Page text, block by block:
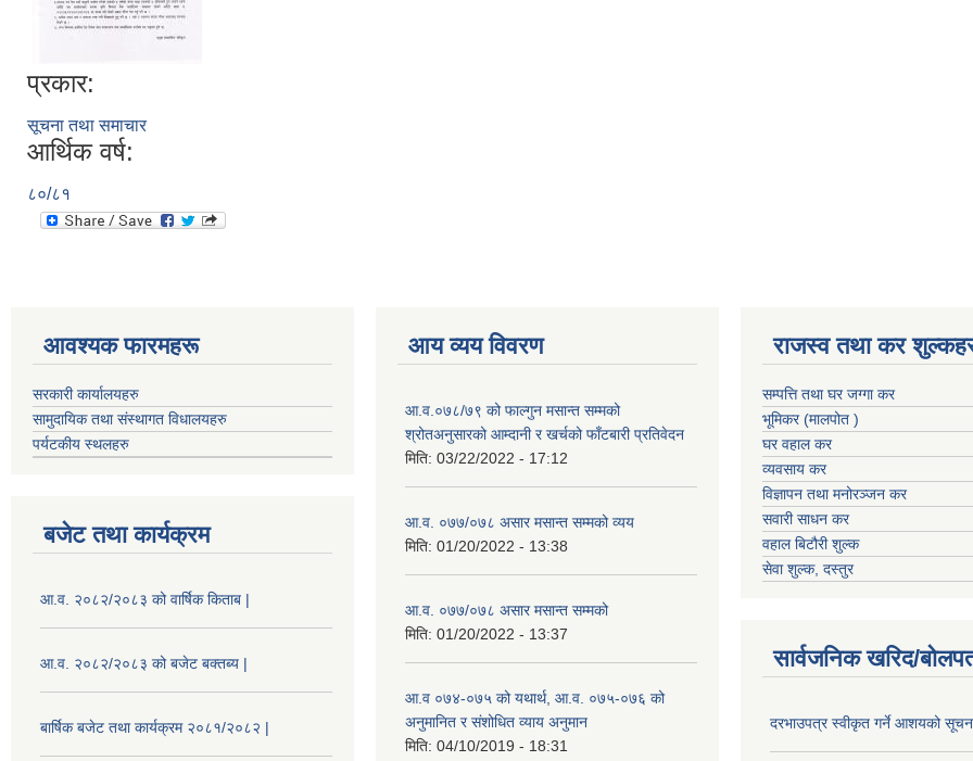
प्रकार:
सूचना तथा समाचार
आर्थिक वर्ष:
८०/८१
आवश्यक फारमहरू
सरकारी कार्यालयहरु
सामुदायिक तथा संस्थागत विधालयहरु
पर्यटकीय स्थलहरु
बजेट तथा कार्यक्रम
आ.व. २०८२/२०८३ को वार्षिक किताब |
आ.व. २०८२/२०८३ को बजेट बक्तब्य |
बार्षिक बजेट तथा कार्यक्रम २०८१/२०८२ |
आय व्यय विवरण
आ.व.०७८/७९ को फाल्गुन मसान्त सम्मको
श्रोतअनुसारको आम्दानी र खर्चको फाँटबारी प्रतिवेदन
मिति: 03/22/2022 - 17:12
आ.व. ०७७/०७८ असार मसान्त सम्मको व्यय
मिति: 01/20/2022 - 13:38
आ.व. ०७७/०७८ असार मसान्त सम्मको
मिति: 01/20/2022 - 13:37
आ.व ०७४-०७५ को यथार्थ, आ.व. ०७५-०७६ को
अनुमानित र संशोधित व्याय अनुमान
मिति: 04/10/2019 - 18:31
राजस्व तथा कर
सम्पत्ति तथा घर जग्गा कर
भूमिकर (मालपोत )
घर वहाल कर
व्यवसाय कर
विज्ञापन तथा मनोरञ्जन कर
सवारी साधन कर
वहाल बिटौरी शुल्क
सेवा शुल्क, दस्तुर
सार्वजनिक खरिद/
दरभाउपत्र स्वीकृत गर्ने आशयको